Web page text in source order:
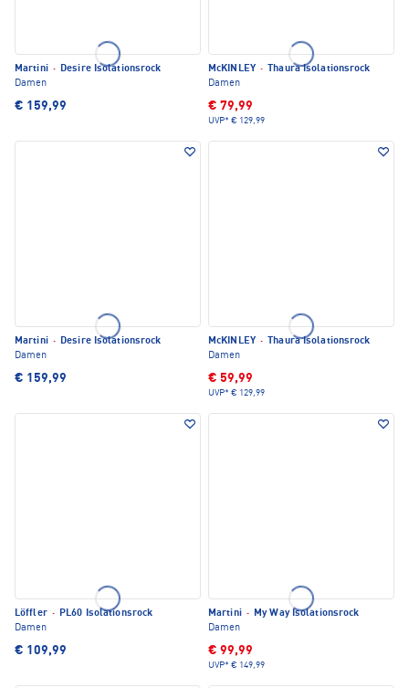
Martini · Desire Isolationsrock
Damen
€ 159,99
McKINLEY ·
Thaura Isolationsrock
Damen
€ 79,99
UVP* € 129,99
Martini · Desire Isolationsrock
Damen
€ 159,99
McKINLEY ·
Thaura Isolationsrock
Damen
€ 59,99
UVP* € 129,99
Löffler · PL60 Isolationsrock
Damen
€ 109,99
Martini · My Way Isolationsrock
Damen
€ 99,99
UVP* € 149,99